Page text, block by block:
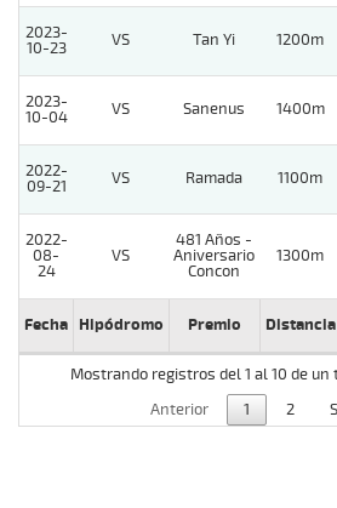
2023-
10-23
VS Tan Yi 1200m
2023-
10-04
VS Sanenus 1400m
2022-
09-21
VS Ramada 1100m
2022-
08-
24
VS
481 Años -
Aniversario
Concon
1300m
Fecha Hipódromo Premio Distancia
Mostrando registros del 1 al 10 de un
Anterior
1 2